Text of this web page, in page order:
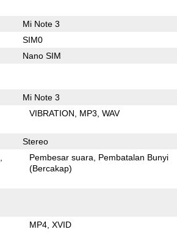
Mi Note 3
SIM0
Nano SIM
Mi Note 3
VIBRATION MP3 WAV
Stereo
Pembesar suara
Pembatalan Bunyi
(Bercakap)
MP4 XVID